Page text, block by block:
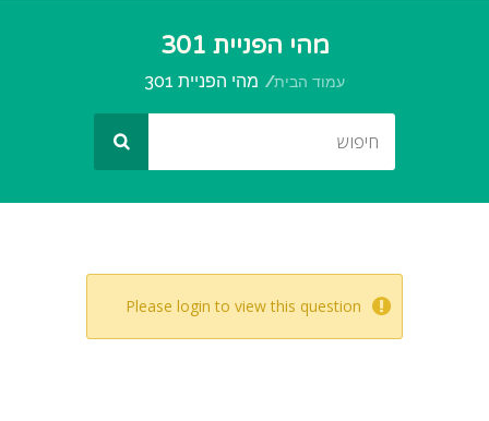
מהי הפניית 301
עמוד הבית מהי הפניית 301
Please login to view this question